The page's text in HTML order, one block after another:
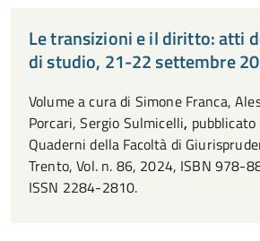
Le transizioni e il diritto: atti
di studio, 21-22 settembre
Volume a cura di Simone Franca,
Porcari, Sergio Sulmicelli,
Quaderni della Facoltà di
Trento, Vol. n. 86, 2024, ISBN 978-
ISSN 2284-2810.